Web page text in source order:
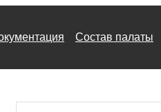
Состав палаты